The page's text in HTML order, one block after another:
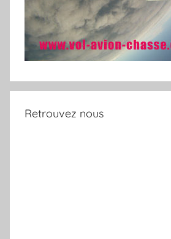
Retrouvez nous